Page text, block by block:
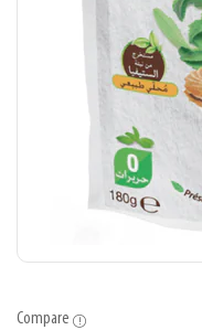
Compare